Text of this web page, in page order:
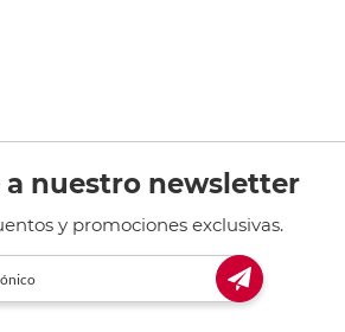
a nuestro newsletter
y promociones exclusivas.